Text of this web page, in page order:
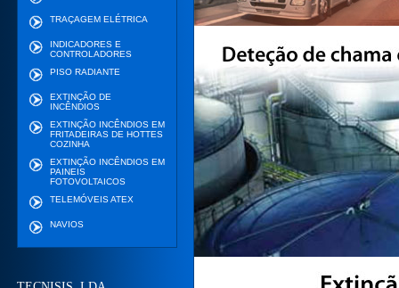
TRAÇAGEM ELÉTRICA
INDICADORES E
CONTROLADORES
PISO RADIANTE
EXTINÇÃO DE
INCÊNDIOS
EXTINÇÃO INCÊNDIOS EM
FRITADEIRAS DE HOTTES
COZINHA
EXTINÇÃO INCÊNDIOS EM
PAINEIS
FOTOVOLTAICOS
TELEMÓVEIS ATEX
NAVIOS